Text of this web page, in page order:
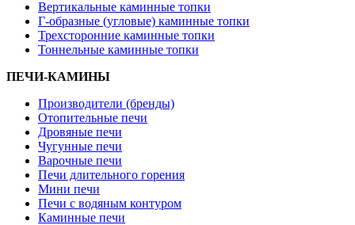
Вертикальные каминные топки
Г-образные (угловые) каминные топки
Трехсторонние каминные топки
Тоннельные каминные топки
ПЕЧИ-КАМИНЫ
Производители (бренды)
Отопительные печи
Дровяные печи
Чугунные печи
Варочные печи
Печи длительного горения
Мини печи
Печи с водяным контуром
Каминные печи